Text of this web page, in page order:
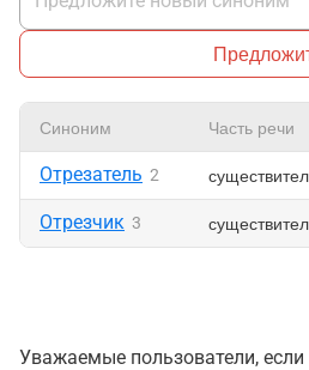
Синоним Часть речи
Отрезатель 2
Отрезчик 3
Уважаемые пользователи,